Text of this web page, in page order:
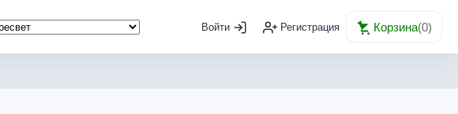
Войти Регистрация Корзина(0)